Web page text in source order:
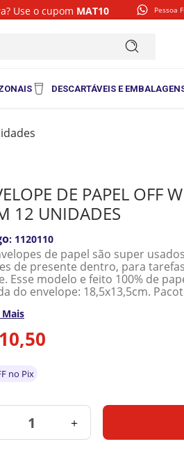
Use o cupom MAT10 Pessoa
DESCARTÁVEIS E
DE PAPEL OFF
12 UNIDADES
: 1120110
de papel são super
de presente dentro, para
Esse modelo e feito 100% de
do envelope: 18,5x13,5cm.
10,50
no Pix
＋